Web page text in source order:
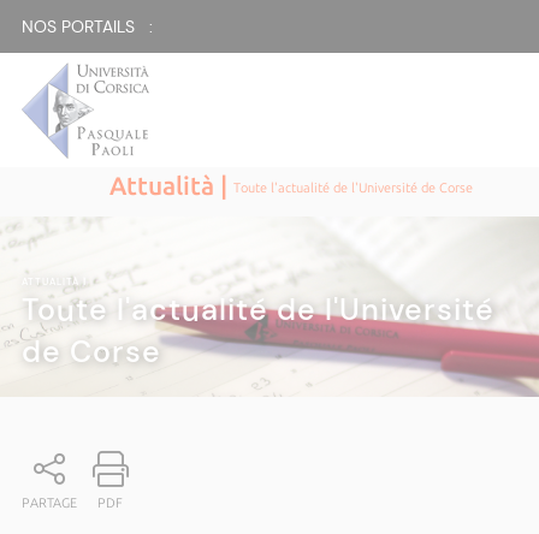
NOS PORTAILS :
Attualità |Toute l'actualité de l'Université de Corse
ATTUALITÀ|
Toute l'actualité de l'Université
de Corse
PARTAGE PDF